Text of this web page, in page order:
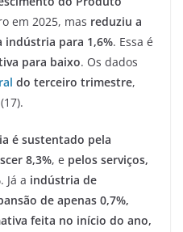
p
em 2025, mas reduziu a
indústria para 1,6%. Essa é
para baixo. Os dados
do terceiro trimestre,
é sustentado pela
8,3%, e pelos serviços,
. Já a indústria de
de apenas 0,7%,
feita no início do ano,